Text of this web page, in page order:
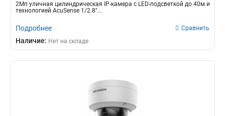
2Мп уличная цилиндрическая IP-камера с LED-подсветкой до 40м и
технологией AcuSense 1/2.8"...
Подробнее Сравнить
Наличие: Нет на складе